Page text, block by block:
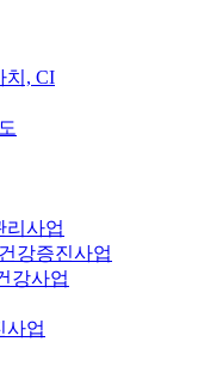
치, CI
리사업
강증진사업
강사업
사업